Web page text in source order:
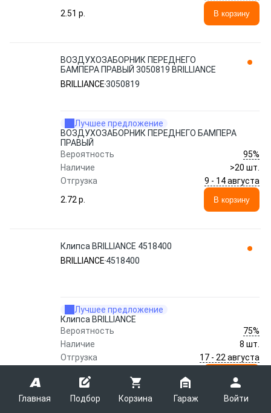
Главная Подбор Корзина Гараж Войти
2.51 p.
В корзину
ВОЗДУХОЗАБОРНИК ПЕРЕДНЕГО
БАМПЕРА ПРАВЫЙ 3050819 BRILLIANCE
BRILLIANCE3050819
Лучшее предложение
ВОЗДУХОЗАБОРНИК ПЕРЕДНЕГО БАМПЕРА
ПРАВЫЙ
Вероятность
95%
Наличие
>20 шт.
Отгрузка
9 - 14 августа
2.72 p.
В корзину
Клипса BRILLIANCE 4518400
BRILLIANCE 4518400
Лучшее предложение
Клипса BRILLIANCE
Вероятность
75%
Наличие
8 шт.
Отгрузка
17 - 22 августа
2.77 p.
В корзину